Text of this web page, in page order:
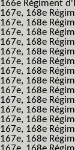
166e Régiment
167e, 168e
167e, 168e
167e, 168e
167e, 168e
167e, 168e
167e, 168e
167e, 168e
167e, 168e
167e, 168e
167e, 168e
167e, 168e
167e, 168e
167e, 168e
167e, 168e